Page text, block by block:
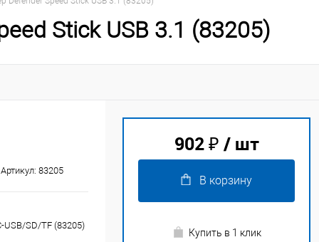
Stick USB 3.1 (83205)
Артикул: 83205
USB/SD/TF (83205)
902 ₽ / шт
В корзину
Купить в 1 клик